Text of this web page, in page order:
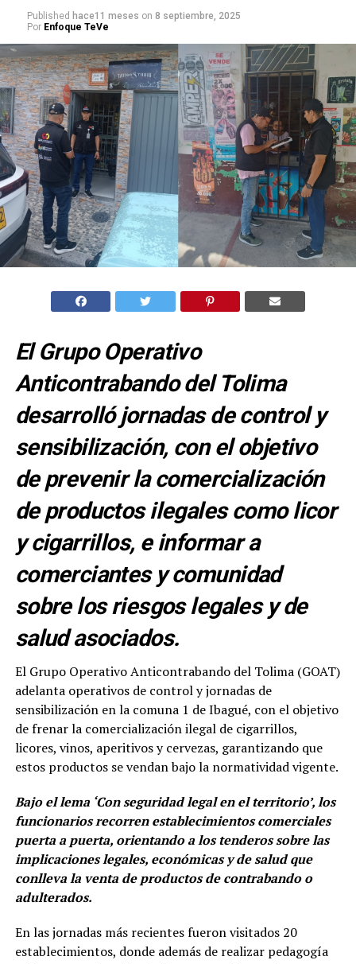
Published hace11 meses on 8 septiembre, 2025
Por Enfoque TeVe
El Grupo Operativo
Anticontrabando del Tolima
desarrolló jornadas de control y
sensibilización, con el objetivo
de prevenir la comercialización
de productos ilegales como licor
y cigarrillos, e informar a
comerciantes y comunidad
sobre los riesgos legales y de
salud asociados.
El Grupo Operativo Anticontrabando del Tolima (GOAT)
adelanta operativos de control y jornadas de
sensibilización en la comuna 1 de Ibagué, con el objetivo
de frenar la comercialización ilegal de cigarrillos,
licores, vinos, aperitivos y cervezas, garantizando que
estos productos se vendan bajo la normatividad vigente.
Bajo el lema ‘Con seguridad legal en el territorio’, los
funcionarios recorren establecimientos comerciales
puerta a puerta, orientando a los tenderos sobre las
implicaciones legales, económicas y de salud que
conlleva la venta de productos de contrabando o
adulterados.
En las jornadas más recientes fueron visitados 20
establecimientos, donde además de realizar pedagogía